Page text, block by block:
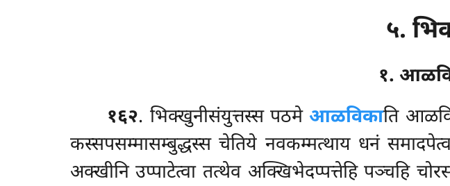
५.
१.
१६२. भिक्खुनीसंयुत्तस्सपठमे आळविकाति
कस्सपसम्मासम्बुद्धस्स चेतिये नवकम्मत्थाय धनं
अक्खीनि उप्पाटेत्वा तत्थेव अक्खिभेदप्पत्तेहि पञ्चहि